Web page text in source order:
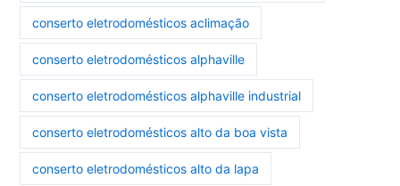
conserto eletrodomésticos aclimação
conserto eletrodomésticos alphaville
conserto eletrodomésticos alphaville industrial
conserto eletrodomésticos alto da boa vista
conserto eletrodomésticos alto da lapa